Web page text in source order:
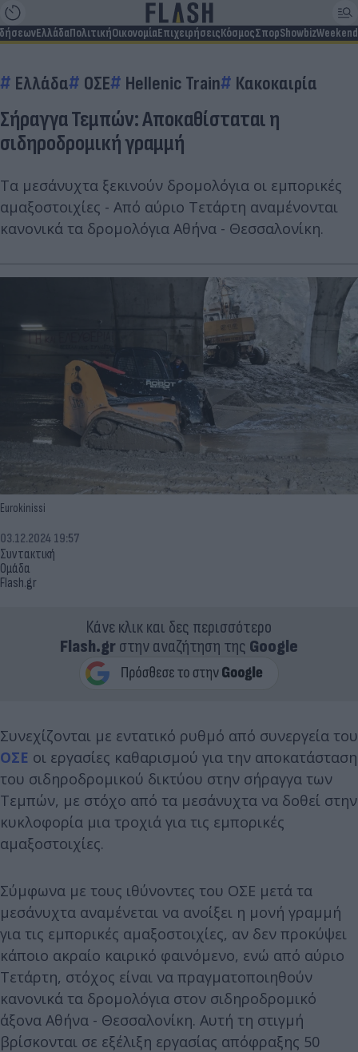
ΕλλάδαΠολιτικήΟικονομίαΕπιχειρήσειςΚόσμοςΣπορShowbizWeekend
Ελλάδα ΟΣΕ Hellenic Train Κακοκαιρία
Σήραγγα Τεμπών: Αποκαθίσταται η
σιδηροδρομική γραμμή
Τα μεσάνυχτα ξεκινούν δρομολόγια οι εμπορικές
αμαξοστοιχίες - Από αύριο Τετάρτη αναμένονται
κανονικά τα δρομολόγια Αθήνα - Θεσσαλονίκη.
Eurokinissi
Συντακτική
Ομάδα
Flash.gr
03.12.2024 19:57
Κάνε κλικ και δες περισσότερο
Flash.grστην αναζήτηση της Google
Συνεχίζονται με εντατικό ρυθμό από συνεργεία του
ΟΣΕ οι εργασίες καθαρισμού για την αποκατάσταση
του σιδηροδρομικού δικτύου στην σήραγγα των
Τεμπών, με στόχο από τα μεσάνυχτα να δοθεί στην
κυκλοφορία μια τροχιά για τις εμπορικές
αμαξοστοιχίες.
Σύμφωνα με τους ιθύνοντες του ΟΣΕ μετά τα
μεσάνυχτα αναμένεται να ανοίξει η μονή γραμμή
για τις εμπορικές αμαξοστοιχίες, αν δεν προκύψει
κάποιο ακραίο καιρικό φαινόμενο, ενώ από αύριο
Τετάρτη, στόχος είναι να πραγματοποιηθούν
κανονικά τα δρομολόγια στον σιδηροδρομικό
άξονα Αθήνα - Θεσσαλονίκη. Αυτή τη στιγμή
βρίσκονται σε εξέλιξη εργασίας απόφραξης 50